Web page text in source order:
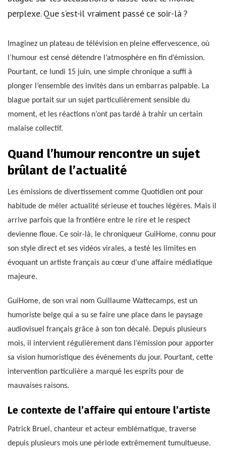
perplexe. Que s’est-il vraiment passé ce soir-là ?
Imaginez un plateau de télévision en pleine effervescence, où
l’humour est censé détendre l’atmosphère en fin d’émission.
Pourtant, ce lundi 15 juin, une simple chronique a suffi à
plonger l’ensemble des invités dans un embarras palpable. La
blague portait sur un sujet particulièrement sensible du
moment, et les réactions n’ont pas tardé à trahir un certain
malaise collectif.
Quand l’humour rencontre un sujet
brûlant de l’actualité
Les émissions de divertissement comme Quotidien ont pour
habitude de mêler actualité sérieuse et touches légères. Mais il
arrive parfois que la frontière entre le rire et le respect
devienne floue. Ce soir-là, le chroniqueur GuiHome, connu pour
son style direct et ses vidéos virales, a testé les limites en
évoquant un artiste français au cœur d’une affaire médiatique
majeure.
GuiHome, de son vrai nom Guillaume Wattecamps, est un
humoriste belge qui a su se faire une place dans le paysage
audiovisuel français grâce à son ton décalé. Depuis plusieurs
mois, il intervient régulièrement dans l’émission pour apporter
sa vision humoristique des événements du jour. Pourtant, cette
intervention particulière a marqué les esprits pour de
mauvaises raisons.
Le contexte de l’affaire qui entoure l’artiste
Patrick Bruel, chanteur et acteur emblématique, traverse
depuis plusieurs mois une période extrêmement tumultueuse.